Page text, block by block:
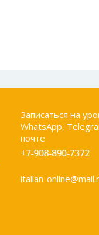
Записаться на
WhatsApp,
почте
italian-